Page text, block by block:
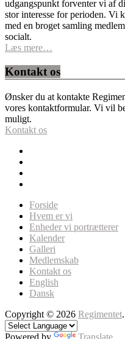
udgangspunkt forventer vi af
stor interesse for perioden. Vi
med en broget samling
socialt.
Læs mere…
Kontakt os
Ønsker du at kontakte
vores kontaktformular. Vi vil
muligt.
Kontakt os
Forside
Hvem er vi
Enheder vi portrætterer
Kalender
Galleri
Medlemskab
Kontakt os
English
Dansk
Copyright © 2026 Regimentet
Powered by Translate